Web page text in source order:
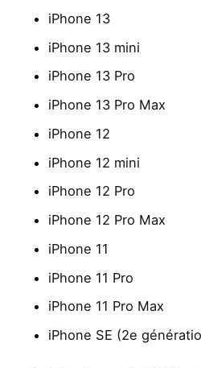
iPhone 13
iPhone 13 mini
iPhone 13 Pro
iPhone 13 Pro Max
iPhone 12
iPhone 12 mini
iPhone 12 Pro
iPhone 12 Pro Max
iPhone 11
iPhone 11 Pro
iPhone 11 Pro Max
iPhone SE (2e